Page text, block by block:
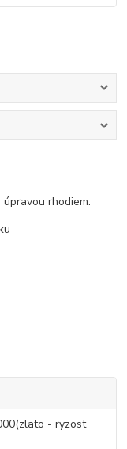
rhodiem.
- ryzost